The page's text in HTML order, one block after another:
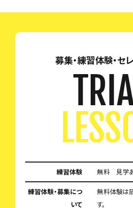
募集・練習体験・セ
練習体験 無料 見学
練習体験・募集につ
いて
無料体験は
す。